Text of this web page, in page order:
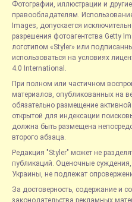
Фотографии, иллюстрации и
правообладателям.
Images, допускается
разрешения фотоагентства Getty
логотипом «Styler» или
использоваться на условиях
4.0 International.
При полном или частичном
материалов, опубликованных на
обязательно размещение
открытой для индексации
должна быть размещена
второго абзаца.
Редакция "Styler" может не
публикаций. Оценочные суждения,
Украины, не подлежат
За достоверность, содержание и